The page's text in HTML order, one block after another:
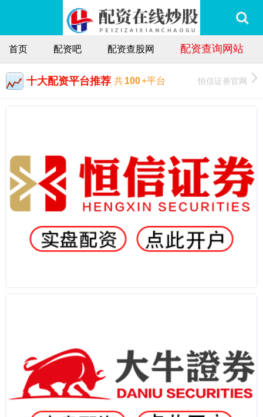
首页 配资吧 配资查股网 配资查询网站
十大配资平台推荐 共100+平台 恒信证券官网